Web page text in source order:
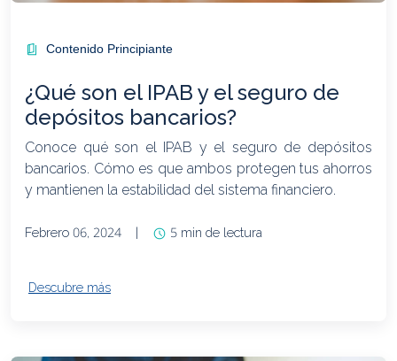
Contenido Principiante
¿Qué son el IPAB y el seguro de
depósitos bancarios?
Conoce qué son el IPAB y el seguro de depósitos
bancarios. Cómo es que ambos protegen tus ahorros
y mantienen la estabilidad del sistema financiero.
Febrero 06, 2024 | 5 min de lectura
Descubre más